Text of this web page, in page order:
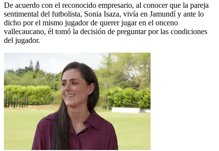
De acuerdo con el reconocido empresario, al conocer que la pareja
sentimental del futbolista, Sonia Isaza, vivía en Jamundí y ante lo
dicho por el mismo jugador de querer jugar en el onceno
vallecaucano, él tomó la decisión de preguntar por las condiciones
del jugador.